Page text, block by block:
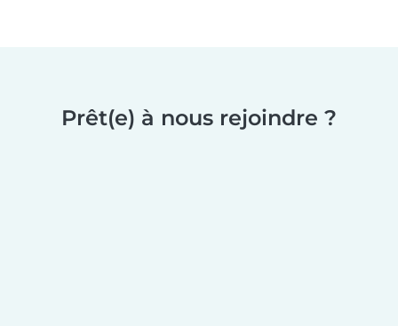
Prêt(e) à nous rejoindre ?